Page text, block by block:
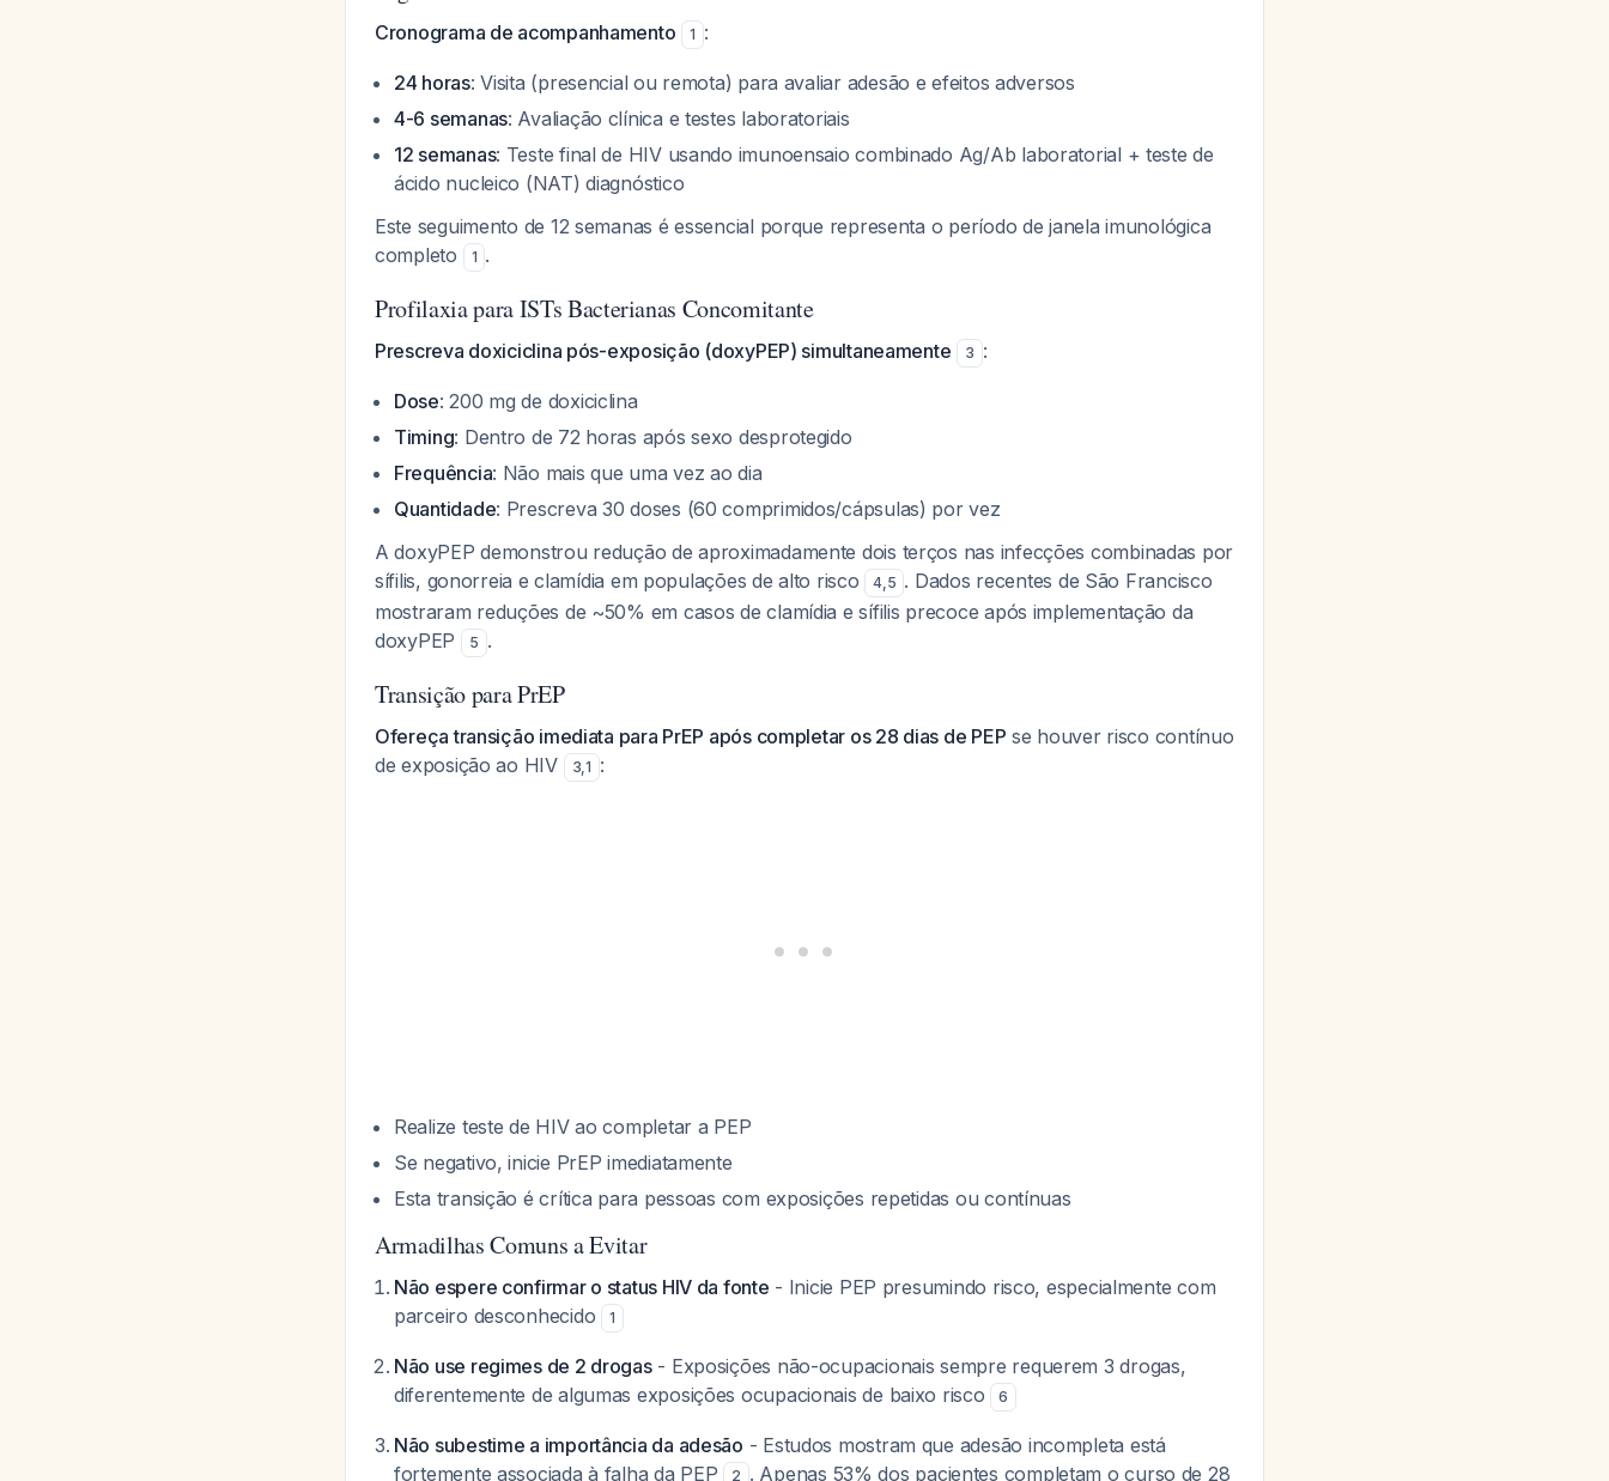
Cronograma de acompanhamento 1 :
24 horas: Visita (presencial ou remota) para avaliar adesão e efeitos adversos
4-6 semanas: Avaliação clínica e testes laboratoriais
12 semanas: Teste final de HIV usando imunoensaio combinado Ag/Ab laboratorial + teste de
ácido nucleico (NAT) diagnóstico
Este seguimento de 12 semanas é essencial porque representa o período de janela imunológica
completo
1 .
Profilaxia para ISTs Bacterianas Concomitante
Prescreva doxiciclina pós-exposição (doxyPEP) simultaneamente 3 :
Dose: 200 mg de doxiciclina
Timing: Dentro de 72 horas após sexo desprotegido
Frequência: Não mais que uma vez ao dia
Quantidade: Prescreva 30 doses (60 comprimidos/cápsulas) por vez
A doxyPEP demonstrou redução de aproximadamente dois terços nas infecções combinadas por
sífilis, gonorreia e clamídia em populações de alto risco
4,5 . Dados recentes de São Francisco
mostraram reduções de ~50% em casos de clamídia e sífilis precoce após implementação da
doxyPEP
5 .
Transição para PrEP
Ofereça transição imediata para PrEP após completar os 28 dias de PEP se houver risco contínuo
de exposição ao HIV
3,1 :
Realize teste de HIV ao completar a PEP
Se negativo, inicie PrEP imediatamente
Esta transição é crítica para pessoas com exposições repetidas ou contínuas
Armadilhas Comuns a Evitar
Não espere confirmar o status HIV da fonte - Inicie PEP presumindo risco, especialmente com
parceiro desconhecido
1
Não use regimes de 2 drogas- Exposições não-ocupacionais sempre requerem 3 drogas,
diferentemente de algumas exposições ocupacionais de baixo risco
6
Não subestime a importância da adesão - Estudos mostram que adesão incompleta está
fortemente associada à falha da PEP
2 . Apenas 53% dos pacientes completam o curso de 28